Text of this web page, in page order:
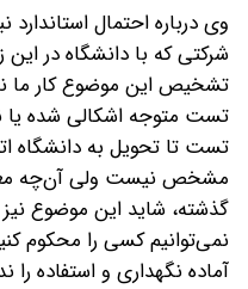
وی درباره احتمال
شرکتی که با دانشگاه در
تشخیص این موضوع کار ما
تست متوجه اشکالی شده یا
تست تا تحویل به دانشگاه
مشخص نیست ولی آن‌چه
گذشته، شاید این موضوع
نمی‌توانیم کسی را
آماده نگهداری و استفاده